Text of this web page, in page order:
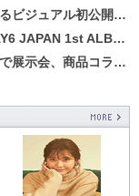
SHIN、KENらのコメントが到着！
記念 ライブ@ニコ生」を配信決定!
商品コラボが実現！！